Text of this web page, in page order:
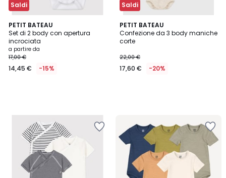
Saldi
PETIT BATEAU
Set di 2 body con apertura
incrociata
a partire da
17,00 €
14,45 € -15%
Saldi
PETIT BATEAU
Confezione da 3 body maniche
corte
22,00 €
17,60 € -20%